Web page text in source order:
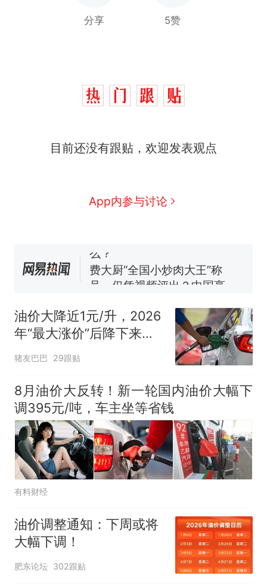
分享 5赞
目前还没有跟贴，欢迎发表观点
App内参与讨论
热 那个在床头放菜刀的女孩，
因老师一句“跟我回家”改写了
费大厨“全国小炒肉大王”称
号，仅凭视频评出？中国烹饪
窝，原地守1天等它长大：挖了
140多朵
美国渔民钓获鲨鱼徒手将其拽
回大海 目击者直呼震惊 （视频
来源：参考消息）
笔试第一被第二名传话劝弃考
热
那个在床头放菜刀的女孩，
因老师一句“跟我回家”改写了
人生
油价大降近1元/升，2026
年“最大涨价”后降下来，
下次8月14日调价，预跌
跌”来了！
猪友巴巴 29跟贴
8月油价大反转！新一轮国内油价大幅下
调395元/吨，车主坐等省钱
有料财经
油价调整通知：下周或将
大幅下调！
肥东论坛 302跟贴